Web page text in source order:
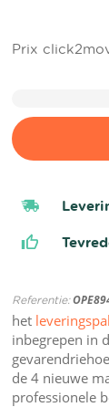
Prix
Referentie:
het
inbegrepen in
de 4 nieuwe
professionele